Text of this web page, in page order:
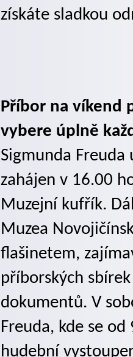
získáte sladkou
Příbor na víkend
vybere úplně
Sigmunda
zahájen v 16.00
Muzejní kufřík.
Muzea
flašinetem,
příborských
dokumentů. V
Freuda, kde se
hudební